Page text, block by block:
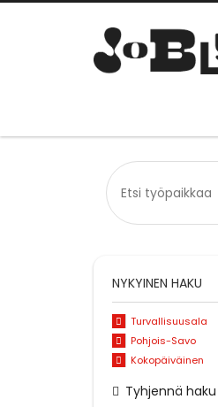
NYKYINEN HAKU
Turvallisuusala
Pohjois-Savo
Kokopäiväinen
Tyhjennä haku